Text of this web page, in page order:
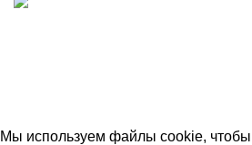
Мы используем файлы cookie,